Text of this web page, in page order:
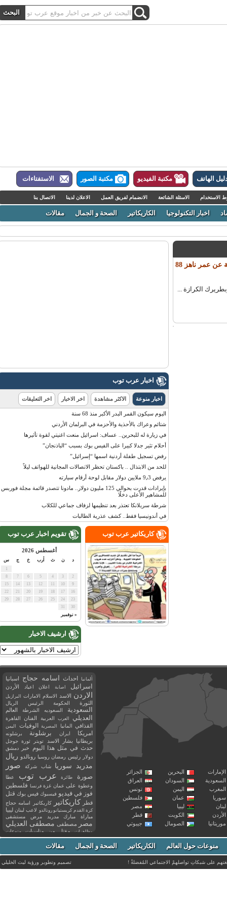
الهاتف مكتبة الفيديو مكتبة الصور الاستفتاءات
الاسئلة الشائعة الانضمام لفريق العمل الاعلان لدينا الاتصال بنا
اخبار التكنولوجيا الكاريكاتير الصحة و الجمال مقالات
وفاة البابا شنودة بابا الاسكندرية في مصر و بطريرك الكرازة المرقسية عن عمر ناهز 88
الكرازة ...
اخبار عرب توب
اخبار منوعة الاكثر مشاهدة اخر الاخبار اخر التعليقات
اليوم سيكون القمر البدر الأكبر منذ 68 سنة
شتائم وعراك بالأحذية والأحزمة في البرلمان الأردني
في زيارة له للبحرين.. عساف: اسرائيل منعت اغنيتي لقوة تأثيرها
أحلام تثير جدلا كبيرا على الفيس بوك بسبب “الباذنجان”
رفض تسجيل طفلة أردنية اسمها “إسرائيل”
للحد من الابتذال .. باكستان تحظر الاتصالات المجانية للهواتف ليلاً
يرفض 9٫3 ملايين دولار مقابل لوحة أرقام سيارته
بإيرادات قدرت بحوالي 125 مليون دولار.. مادونا تتصدر قائمة مجلة فوربس
للمشاهير الأعلى دخلًا
شرطة سريلانكا تعتذر بعد تنظيمها لزفاف جماعي للكلاب
في أندونيسيا فقط.. كشف عذرية الطالبات
تقويم اخبار عرب توب
أغسطس 2026
أرب س
« نوفمبر
ارشيف الاخبار
كاريكاتير عرب توب
البحرين
الجزائر
السودان
العراق
اليمن
تونس
عمان
فلسطين
ليبيا
مصر
الكويت
قطر
الصومال جيبوتي
ألمانيا احداث اسامه حجاج اسبانيا
اسرائيل اصابة اعلان اعياد الأردن
الاردن الاسد الاسلام الامارات البرازيل
الثورة الحكومة الرئيس الريال
السعودية السعوديه الشرطة العالم
العديلي العرب العربية الفنان القاهرة
القذافي المانيا المصرية الوفيات اليمن
امريكا ايران برشلونة برشلونه
بريطانيا بشار الاسد تويتر ثورة جوجل
حدث في مثل هذا اليوم خبر دمشق
دولار رئيس رمضان روسيا رونالدو ريال
مدريد
سوريا شاب شركة صور
صورة طائرة عرب توب
عطا
وعطوة على عمان غزة فرنسا فلسطين
فوز في فيديو فيسبوك فيس بوك قتل
قطر كاريكاتير كاريكاتير اسامه حجاج
كرة القدم كريستيانو رونالدو لاعب لبنان ليبيا
مباراة مبارك مدريد مرض مستشفى
مصر مصطفى مصطفى العديلي
مظاهرات مقتل من مناسبات
منوعات
مواليد
موت ميسي ميلان نادي نشر
وفاة وفيات يوتيوب منوعات حول العالم الكاريكاتير الصحة و الجمال مقالات
على شبكاتِ تواصلهمْ الاجتماعي المُفضلةْ ! تصميم وتطوير ورؤيةليث الخليلي